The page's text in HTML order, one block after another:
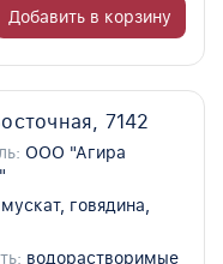
Добавить в корзину
7142
ООО "Агира
говядина,
водорастворимые